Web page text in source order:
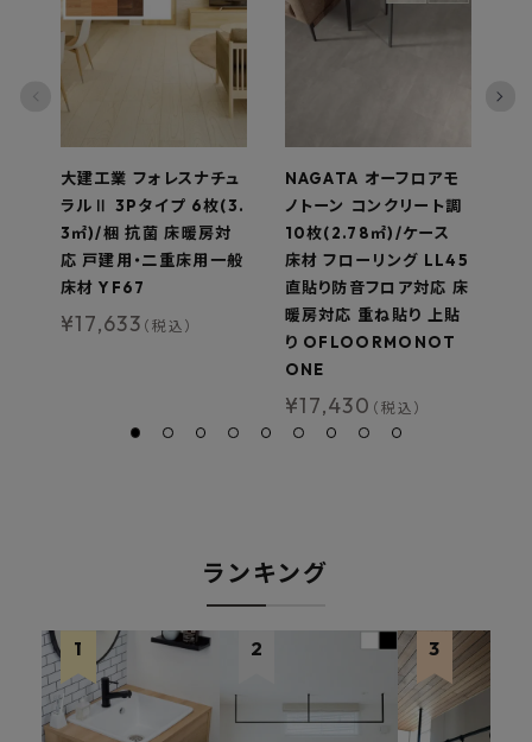
大建工業 フォレスナチュ
ラルⅡ 3Pタイプ 6枚(3.
3㎡)/梱 抗菌 床暖房対
応 戸建用・二重床用一般
床材 YF67
¥17,633 （税込）
NAGATA オーフロアモ
ノトーン コンクリート調
10枚(2.78㎡)/ケース
床材 フローリング LL45
直貼り防音フロア対応 床
暖房対応 重ね貼り 上貼
り OFLOORMONOT
ONE
¥17,430 （税込）
ランキング